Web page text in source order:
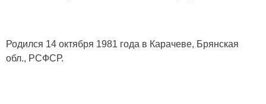
Родился 14 октября 1981 года в Карачеве, Брянская
обл., РСФСР.